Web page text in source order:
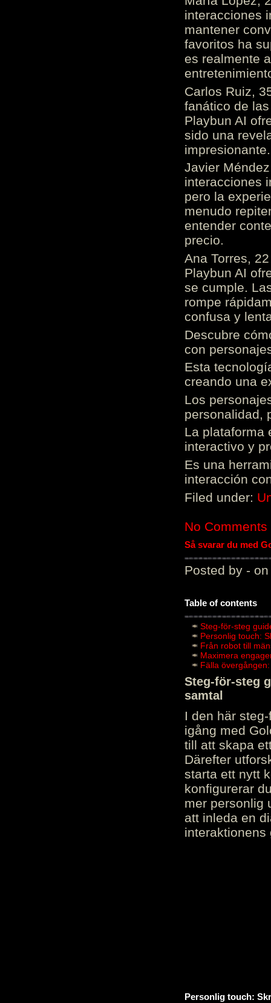
interacciones
mantener
favoritos ha
es realmente
Carlos Ruiz,
fanático de
Playbun AI
sido una
Javier
interacciones
pero la
menudo
entender
precio.
Ana Torres,
Playbun AI
se cumple.
rompe
confusa y
Descubre
con
Esta
creando una
Los
personalidad,
La plataforma
interactivo y
Es una
interacción
Filed under:
No Comments
Så svarar du med
Posted by - on
Table of contents
Steg-för-steg
Personlig touch:
Från robot till
Maximera
Fälla
Steg-för-steg
samtal
I den här
igång med
till att skapa
Därefter
starta ett nytt
konfigurerar
mer personlig
att inleda en
interaktionens
Personlig touch: